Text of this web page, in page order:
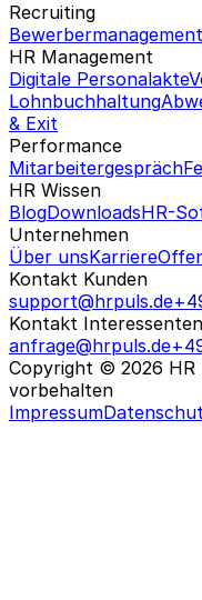
Recruiting
Bewerbermanagement
HR Management
Digitale Personalakte
Lohnbuchhaltung
& Exit
Performance
Mitarbeitergespräch
HR Wissen
BlogDownloadsHR-
Unternehmen
Über unsKarriere
Kontakt Kunden
support@hrpuls.de
Kontakt Interessenten
anfrage@hrpuls.de
Copyright © 2026 HR
vorbehalten
Impressum